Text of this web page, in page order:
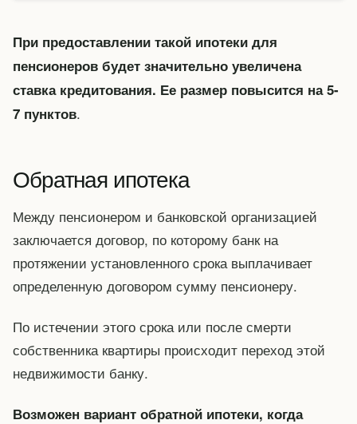
При предоставлении такой ипотеки для
пенсионеров будет значительно увеличена
ставка кредитования. Ее размер повысится на 5-
7 пунктов.
Обратная ипотека
Между пенсионером и банковской организацией
заключается договор, по которому банк на
протяжении установленного срока выплачивает
определенную договором сумму пенсионеру.
По истечении этого срока или после смерти
собственника квартиры происходит переход этой
недвижимости банку.
Возможен вариант обратной ипотеки, когда